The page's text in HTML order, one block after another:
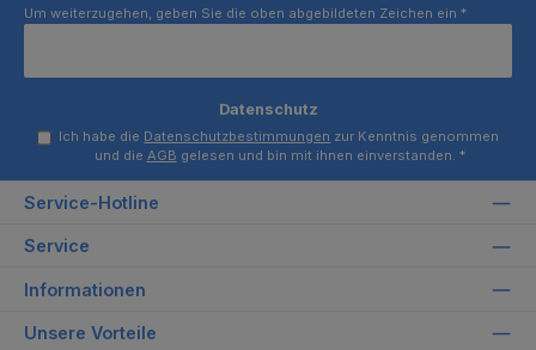
Um weiterzugehen, geben Sie die oben abgebildeten Zeichen ein *
Datenschutz
Ich habe die Datenschutzbestimmungen zur Kenntnis genommen
und die AGB gelesen und bin mit ihnen einverstanden. *
Service-Hotline
Service
Informationen
Unsere Vorteile